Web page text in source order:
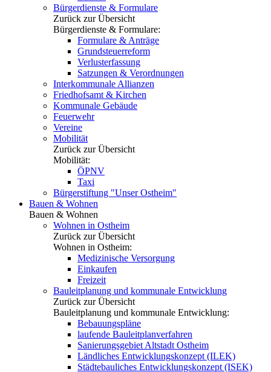
Bürgerdienste & Formulare
Zurück zur Übersicht
Bürgerdienste & Formulare:
Formulare & Anträge
Grundsteuerreform
Verlusterfassung
Satzungen & Verordnungen
Interkommunale Allianzen
Friedhofsamt & Kirchen
Kommunale Gebäude
Feuerwehr
Vereine
Mobilität
Zurück zur Übersicht
Mobilität:
ÖPNV
Taxi
Bürgerstiftung "Unser Ostheim"
Bauen & Wohnen
Bauen & Wohnen
Wohnen in Ostheim
Zurück zur Übersicht
Wohnen in Ostheim:
Medizinische Versorgung
Einkaufen
Freizeit
Bauleitplanung und kommunale Entwicklung
Zurück zur Übersicht
Bauleitplanung und kommunale Entwicklung:
Bebauungspläne
laufende Bauleitplanverfahren
Sanierungsgebiet Altstadt Ostheim
Ländliches Entwicklungskonzept (ILEK)
Städtebauliches Entwicklungskonzept (ISEK)